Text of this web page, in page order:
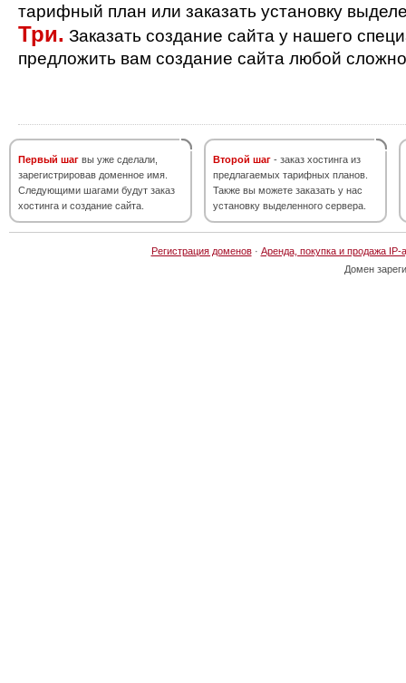
тарифный план или заказать установку
Три. Заказать создание сайта у нашего
предложить вам создание сайта любой
Первый шаг вы уже сделали,
зарегистрировав доменное имя.
Следующими шагами будут заказ
хостинга и создание сайта.
Второй шаг - заказ хостинга из
предлагаемых тарифных планов.
Также вы можете заказать у нас
установку выделенного сервера.
Регистрация доменов· Аренда, покупка и продажа IP-
Домен